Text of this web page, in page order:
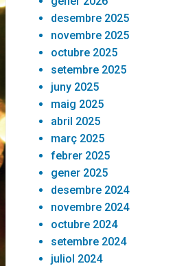
desembre 2025
novembre 2025
octubre 2025
setembre 2025
juny 2025
maig 2025
abril 2025
març 2025
febrer 2025
gener 2025
desembre 2024
novembre 2024
octubre 2024
setembre 2024
juliol 2024